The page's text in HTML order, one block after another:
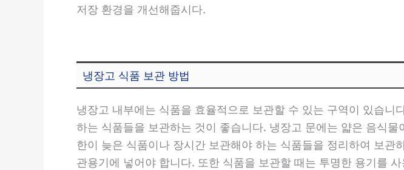
저장 환경을 개선해줍시다.
냉장고 식품 보관 방법
냉장고 내부에는 식품을 효율적으로 보관할 수 있는 구역이 있습
하는 식품들을 보관하는 것이 좋습니다. 냉장고 문에는 얇은 음식
한이 늦은 식품이나 장시간 보관해야 하는 식품들을 정리하여 보
관용기에 넣어야 합니다. 또한 식품을 보관할 때는 투명한 용기를